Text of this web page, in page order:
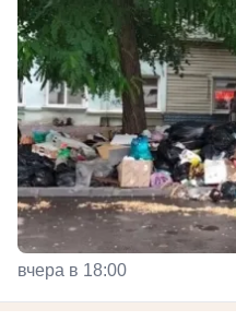
вчера в 18:00